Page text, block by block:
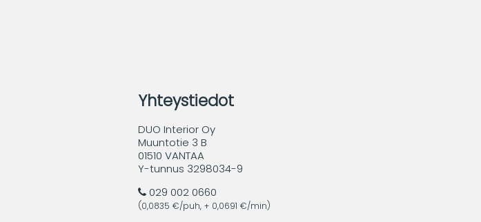
Yhteystiedot
DUO Interior Oy
Muuntotie 3 B
01510 VANTAA
Y-tunnus 3298034-9
029 002 0660
(0,0835 €/puh, + 0,0691 €/min)